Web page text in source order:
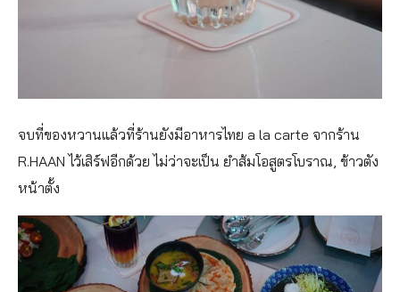
จบที่ของหวานแล้วที่ร้านยังมีอาหารไทย a la carte จากร้าน
R.HAAN ไว้เสิร์ฟอีกด้วย ไม่ว่าจะเป็น ยำส้มโอสูตรโบราณ, ข้าวตัง
หน้าตั้ง